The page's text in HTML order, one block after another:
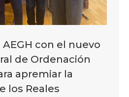
con el nuevo
de Ordenación
apremiar la
los Reales